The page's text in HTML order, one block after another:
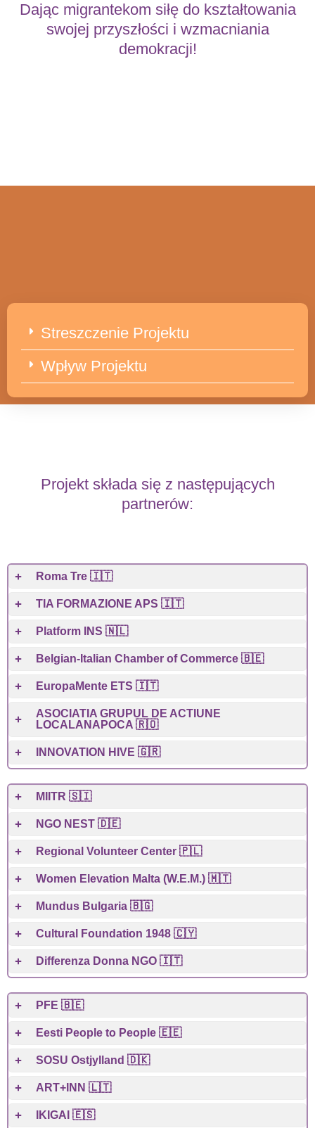
Dając migrantekom siłę do kształtowania
swojej przyszłości i wzmacniania
demokracji!
Streszczenie Projektu
Wpływ Projektu
Projekt składa się z następujących
partnerów:
Roma Tre 🇮🇹
TIA FORMAZIONE APS 🇮🇹
Platform INS 🇳🇱
Belgian-Italian Chamber of Commerce 🇧🇪
EuropaMente ETS 🇮🇹
ASOCIATIA GRUPUL DE ACTIUNE
LOCALANAPOCA 🇷🇴
INNOVATION HIVE 🇬🇷
MIITR 🇸🇮
NGO NEST 🇩🇪
Regional Volunteer Center 🇵🇱
Women Elevation Malta (W.E.M.) 🇲🇹
Mundus Bulgaria 🇧🇬
Cultural Foundation 1948 🇨🇾
Differenza Donna NGO 🇮🇹
PFE 🇧🇪
Eesti People to People 🇪🇪
SOSU Ostjylland 🇩🇰
ART+INN 🇱🇹
IKIGAI 🇪🇸